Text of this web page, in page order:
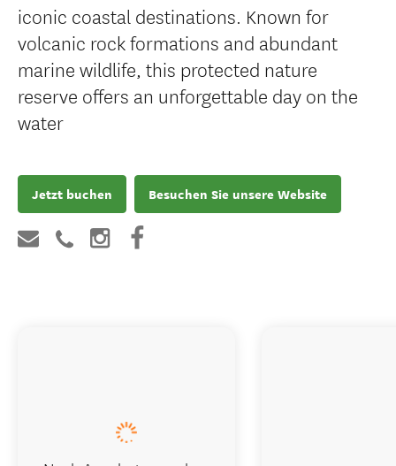
iconic coastal destinations. Known for
volcanic rock formations and abundant
marine wildlife, this protected nature
reserve offers an unforgettable day on the
water
Jetzt buchen Besuchen Sie unsere Website